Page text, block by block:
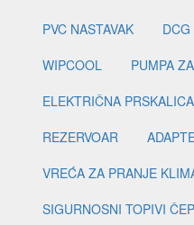
PVC NASTAVAK
DCG
WIPCOOL
PUMPA
ELEKTRIČNA PRSKALICA
REZERVOAR
VREĆA ZA PRANJE
SIGURNOSNI TOPIVI ČEP